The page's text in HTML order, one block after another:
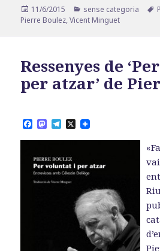
Publicat
el
11/6/2015 Categories
sense categoria
Pierre Boulez,Vicent Minguet
Ressenyes de
per atzar’ de
F
c
b
o
o
M
s
o
d
o
T
l
g
r
a
X